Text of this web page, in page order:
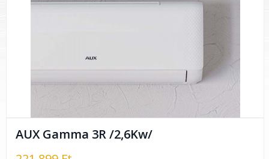
AUX Gamma 3R /2,6Kw/